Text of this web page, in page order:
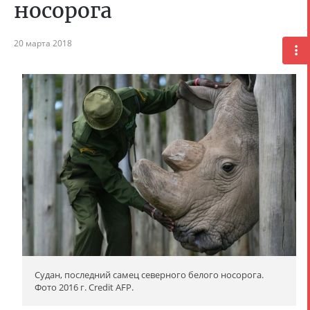
носорога
20 марта 2018
Судан, последний самец северного белого носорога.
Фото 2016 г. Credit AFP.